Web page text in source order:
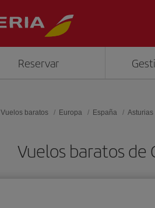
Reservar
Vuelos baratos Europa España Asturias
Vuelos baratos de